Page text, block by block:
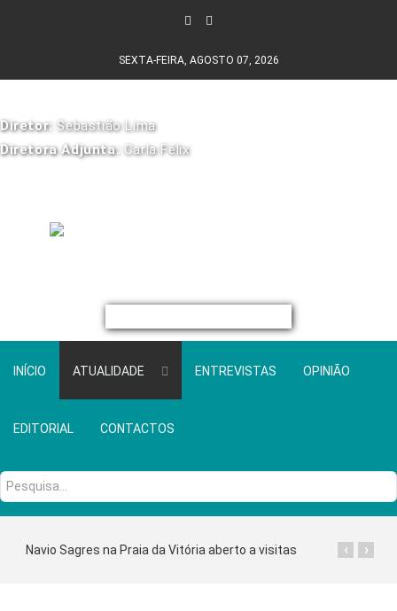
SEXTA-FEIRA, AGOSTO 07, 2026
Diretor: Sebastião Lima
Diretora Adjunta: Carla Félix
INÍCIO ATUALIDADE ENTREVISTAS OPINIÃO
EDITORIAL CONTACTOS
Pesquisa...
Navio Sagres na Praia da Vitória aberto a visitas ›
‹